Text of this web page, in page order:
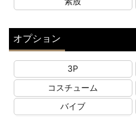
オプション
3P
コスチューム
バイブ